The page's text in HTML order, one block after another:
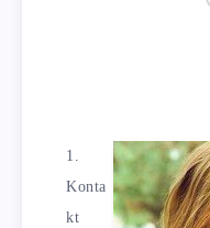
Konta
kt